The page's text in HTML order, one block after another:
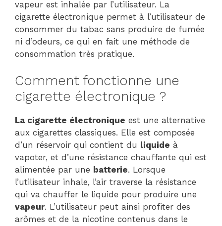
vapeur est inhalée par l’utilisateur. La
cigarette électronique permet à l’utilisateur de
consommer du tabac sans produire de fumée
ni d’odeurs, ce qui en fait une méthode de
consommation très pratique.
Comment fonctionne une
cigarette électronique ?
La cigarette électronique est une alternative
aux cigarettes classiques. Elle est composée
d’un réservoir qui contient du liquide à
vapoter, et d’une résistance chauffante qui est
alimentée par une batterie. Lorsque
l’utilisateur inhale, l’air traverse la résistance
qui va chauffer le liquide pour produire une
vapeur. L’utilisateur peut ainsi profiter des
arômes et de la nicotine contenus dans le